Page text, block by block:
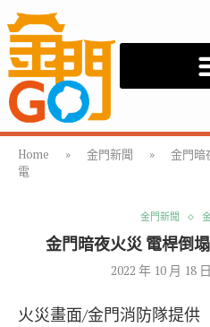
Home » 金門新聞 »
金門暗
電
金門新聞
金門暗夜火災 電桿倒
2022 年 10 月 18 日
火災畫面/金門消防隊提供